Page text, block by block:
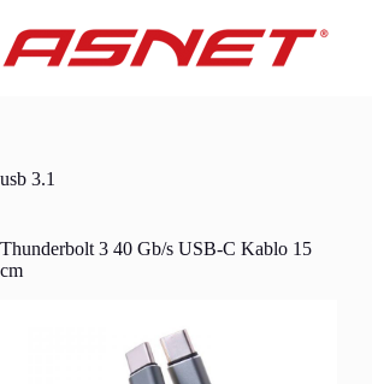
content
usb 3.1
Thunderbolt 3 40 Gb/s USB-C Kablo 15
cm